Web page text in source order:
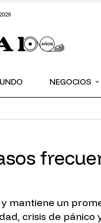
NEGOCIOS ⌄
mantiene un
crisis de pánico